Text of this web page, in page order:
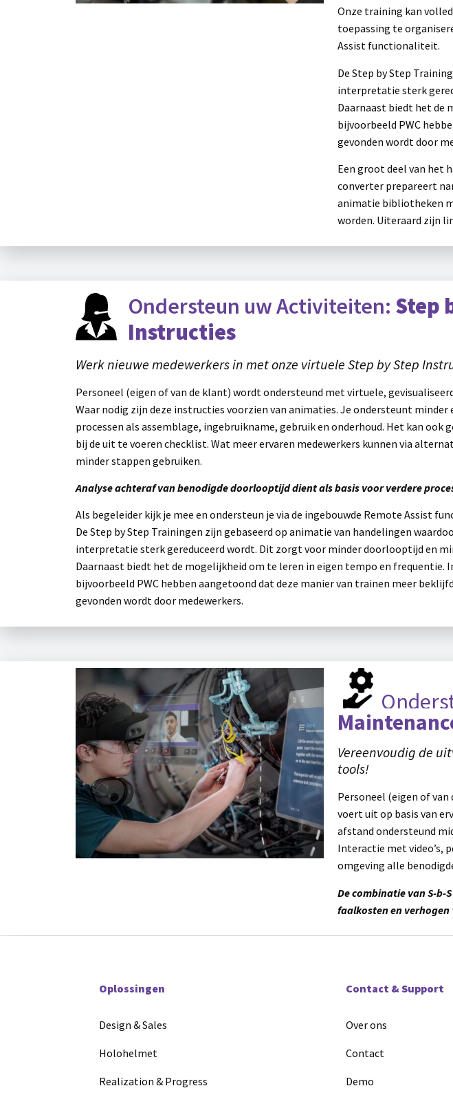
Onze training kan
toepassing te
Assist functionaliteit.
De Step by Step
interpretatie sterk
Daarnaast biedt het de
bijvoorbeeld PWC
gevonden wordt door
Een groot deel van het
converter prepareert
animatie bibliotheken
worden. Uiteraard zijn
Ondersteun uw Activiteiten: Step
Instructies
Werk nieuwe medewerkers in met onze virtuele Step by Step
Personeel (eigen of van de klant) wordt ondersteund met virtuele,
Waar nodig zijn deze instructies voorzien van animaties. Je ondersteunt minder
processen als assemblage, ingebruikname, gebruik en onderhoud. Het kan ook
bij de uit te voeren checklist. Wat meer ervaren medewerkers kunnen via
minder stappen gebruiken.
Analyse achteraf van benodigde doorlooptijd dient als basis voor verdere
Als begeleider kijk je mee en ondersteun je via de ingebouwde Remote Assist
De Step by Step Trainingen zijn gebaseerd op animatie van handelingen
interpretatie sterk gereduceerd wordt. Dit zorgt voor minder doorlooptijd en
Daarnaast biedt het de mogelijkheid om te leren in eigen tempo en frequentie.
bijvoorbeeld PWC hebben aangetoond dat deze manier van trainen meer
gevonden wordt door medewerkers.
Vereenvoudig de
tools!
Personeel (eigen of
voert uit op basis van
afstand ondersteund
Interactie met video’s,
omgeving alle
De combinatie van S-b-
faalkosten en verhogen
Oplossingen
Design & Sales
Holohelmet
Realization & Progress
Contact & Support
Over ons
Contact
Demo